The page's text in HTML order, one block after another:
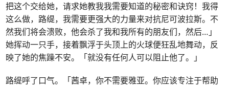
把这个交给她，请求她教我我需要知道的秘密和诀窍！我得
这么做，路缇，我需要更强大的力量来对抗尼可波拉斯。不
然我们将会溃败，他会杀了我和我所有的朋友们，然后…」
她挥动一只手，接着飘浮于头顶上的火球便狂乱地舞动，反
映了她的焦躁不安。「就没有任何人可以阻止他了。」
路缇呼了口气。「茜卓，你不需要雅亚。你应该专注于帮助